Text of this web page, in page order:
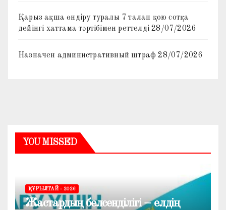
Қарыз ақша өндіру туралы 7 талап қою сотқа
дейінгі хаттама тәртібімен реттелді 28/07/2026
Назначен административный штраф 28/07/2026
YOU MISSED
ҚҰРЫЛТАЙ - 2026
Жастардың белсенділігі – елдің